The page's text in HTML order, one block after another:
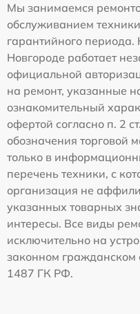
Мы занимаемся
обслуживанием
гарантийного
Новгороде работает
официальной
на ремонт, указанные
ознакомительный
офертой согласно п. 2
обозначения торговой
только в
перечень техники, с
организация не
указанных товарных
интересы. Все виды
исключительно на
законном гражданском
1487 ГК РФ.